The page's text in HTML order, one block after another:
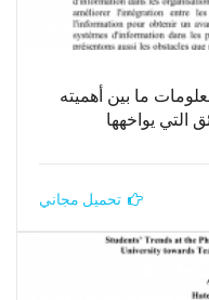
ما بين أهميته
التي يواخهها
تحميل مجاني